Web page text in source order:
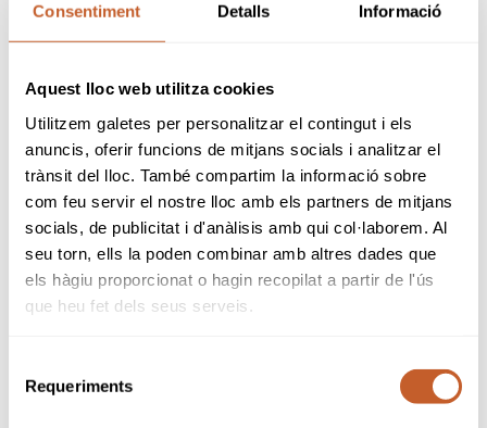
Consentiment Detalls Informació
Aquest lloc web utilitza cookies
Utilitzem galetes per personalitzar el contingut i els
anuncis, oferir funcions de mitjans socials i analitzar el
trànsit del lloc. També compartim la informació sobre
com feu servir el nostre lloc amb els partners de mitjans
socials, de publicitat i d'anàlisis amb qui col·laborem. Al
seu torn, ells la poden combinar amb altres dades que
els hàgiu proporcionat o hagin recopilat a partir de l'ús
que heu fet dels seus serveis.
Requeriments
Els propers dies
Catalunya Absolut 1ª i 2ª Categoria 2018. Prova
on juguen els millors jugadors de Catalunya.
Es jugarà a 54 forats
Stroke Play Scratch en 3
dies consecutius, a raó de
18 forats per dia. Després
de jugar-se 36 forats, es
realitzarà un "tall" per
l'últim dia, jugant els 60
millors jugadors masculins més empatats i les
21 millors jugadores femenines més
empatades. (Més detalls a al full del